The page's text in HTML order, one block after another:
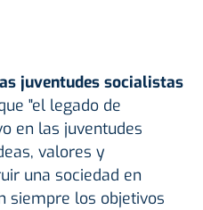
juventudes socialistas
"el legado de
en las juventudes
valores y
una sociedad en
siempre los objetivos